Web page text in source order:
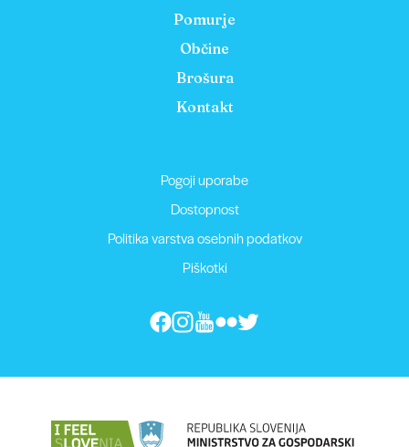
Pomurje
Občine
Brošura
Kontakt
Pogoji uporabe
Dostopnost
Politika varstva osebnih podatkov
Piškotki